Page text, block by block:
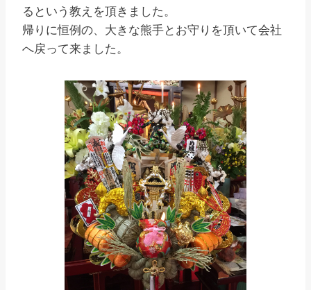
るという教えを頂きました。
帰りに恒例の、大きな熊手とお守りを頂いて会社
へ戻って来ました。